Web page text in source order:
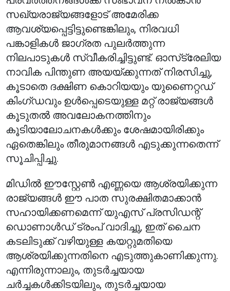
സഖ്യരാജ്യങ്ങളോട് അമേരിക്ക
ആവശ്യപ്പെട്ടിട്ടുണ്ടെങ്കിലും, നിരവധി
പങ്കാളികൾ ജാഗ്രത പുലർത്തുന്ന
നിലപാടുകൾ സ്വീകരിച്ചിട്ടുണ്ട്. ഓസ്‌ട്രേലിയ
നാവിക പിന്തുണ അയയ്ക്കുന്നത് നിരസിച്ചു,
കൂടാതെ ദക്ഷിണ കൊറിയയും യുണൈറ്റഡ്
കിംഗ്ഡവും ഉൾപ്പെടെയുള്ള മറ്റ് രാജ്യങ്ങൾ
കൂടുതൽ അവലോകനത്തിനും
കൂടിയാലോചനകൾക്കും ശേഷമായിരിക്കും
ഏതെങ്കിലും തീരുമാനങ്ങൾ എടുക്കുന്നതെന്ന്
സൂചിപ്പിച്ചു.
മിഡിൽ ഈസ്റ്റേൺ എണ്ണയെ ആശ്രയിക്കുന്ന
രാജ്യങ്ങൾ ഈ പാത സുരക്ഷിതമാക്കാൻ
സഹായിക്കണമെന്ന് യുഎസ് പ്രസിഡന്റ്
ഡൊണാൾഡ് ട്രംപ് വാദിച്ചു, ഇത് ചൈന
കടലിടുക്ക് വഴിയുള്ള കയറ്റുമതിയെ
ആശ്രയിക്കുന്നതിനെ എടുത്തുകാണിക്കുന്നു.
എന്നിരുന്നാലും, തുടർച്ചയായ
ചർച്ചകൾക്കിടയിലും, തുടർച്ചയായ